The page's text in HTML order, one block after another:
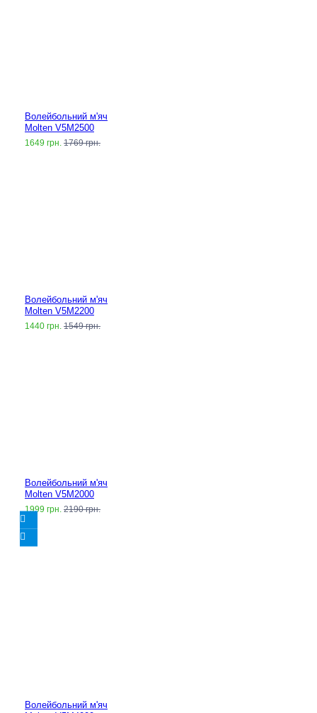
Волейбольний м'яч
Molten V5M2500
1649 грн. 1769 грн.
Волейбольний м'яч
Molten V5M2200
1440 грн. 1549 грн.
Волейбольний м'яч
Molten V5M2000
1999 грн. 2190 грн.
Волейбольний м'яч